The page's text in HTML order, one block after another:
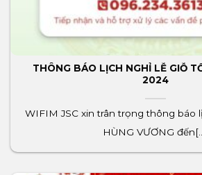
THÔNG BÁO LỊCH NGHỈ LỄ GIỖ
2024
WIFIM JSC xin trân trọng thông báo
HÙNG VƯƠNG